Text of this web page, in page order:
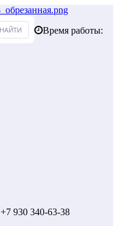
Время работы:
+7 930 340-63-38